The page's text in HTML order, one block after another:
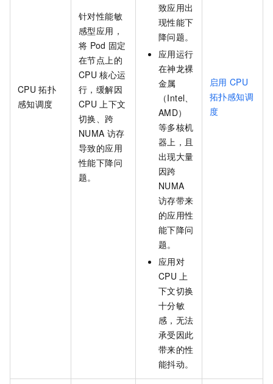
CPU 拓扑
感知调度
针对性能敏
感型应用，
将 Pod 固定
在节点上的
CPU 核心运
行，缓解因
CPU 上下文
切换、跨
NUMA 访存
导致的应用
性能下降问
题。
致应用出
现性能下
降问题。
应用运行
在神龙裸
金属
（Intel、
AMD）
等多核机
器上，且
出现大量
因跨
NUMA
访存带来
的应用性
能下降问
题。
应用对
CPU 上
下文切换
十分敏
感，无法
承受因此
带来的性
能抖动。
启用 CPU
拓扑感知调
度